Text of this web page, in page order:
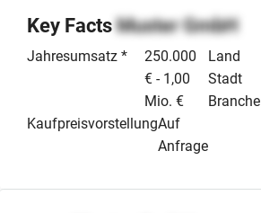
Key FactsMuster GmbH
Jahresumsatz *
250.000
€ - 1,00
Mio. €
KaufpreisvorstellungAuf
Anfrage
Land
Stadt
Branche